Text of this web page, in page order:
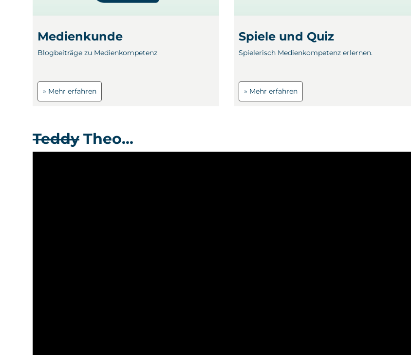
Medienkunde
Blogbeiträge zu Medienkompetenz
» Mehr erfahren
Spiele und Quiz
Spielerisch Medienkompetenz erlernen.
» Mehr erfahren
Teddy Theo…